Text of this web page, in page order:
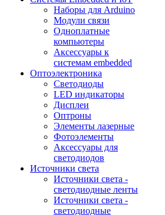
Наборы для Arduino
Модули связи
Одноплатные
компьютеры
Аксессуары к
системам embedded
Oптоэлектроника
Светодиоды
LED индикаторы
Дисплеи
Оптроны
Элементы лазерные
Фотоэлементы
Аксессуары для
светодиодов
Источники света
Источники света -
светодиодные ленты
Источники света -
светодиодные